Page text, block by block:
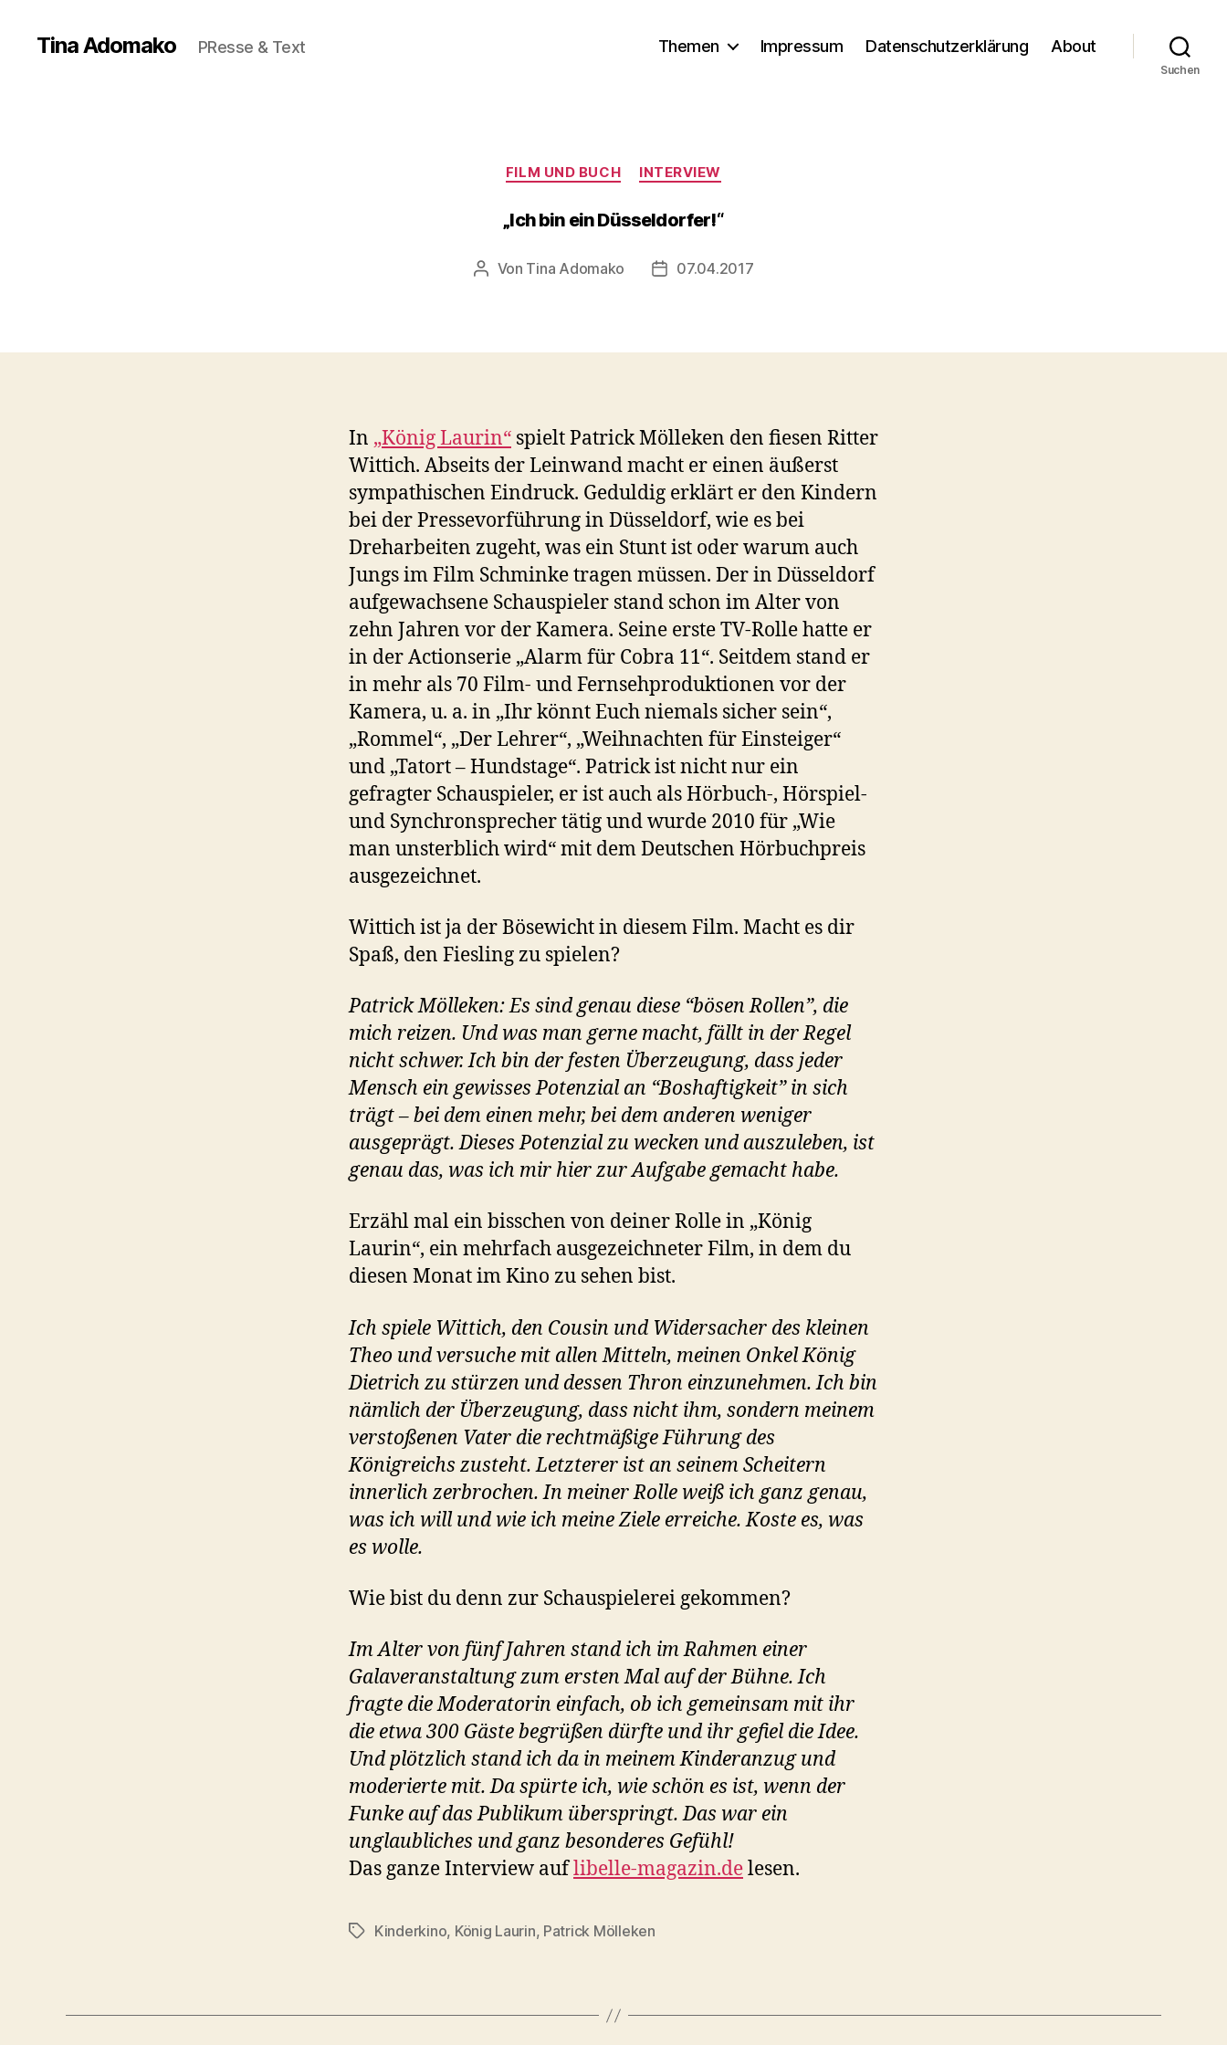
Tina Adomako PResse & Text Themen Impressum Datenschutzerklärung About
Suchen
Kategorien
FILM UND BUCH INTERVIEW
„Ich bin ein Düsseldorfer!“
Beitragsautor
Von Tina Adomako Veröffentlichungsdatum
07.04.2017
In „König Laurin“ spielt Patrick Mölleken den fiesen Ritter
Wittich. Abseits der Leinwand macht er einen äußerst
sympathischen Eindruck. Geduldig erklärt er den Kindern
bei der Pressevorführung in Düsseldorf, wie es bei
Dreharbeiten zugeht, was ein Stunt ist oder warum auch
Jungs im Film Schminke tragen müssen. Der in Düsseldorf
aufgewachsene Schauspieler stand schon im Alter von
zehn Jahren vor der Kamera. Seine erste TV-Rolle hatte er
in der Actionserie „Alarm für Cobra 11“. Seitdem stand er
in mehr als 70 Film- und Fernsehproduktionen vor der
Kamera, u. a. in „Ihr könnt Euch niemals sicher sein“,
„Rommel“, „Der Lehrer“, „Weihnachten für Einsteiger“
und „Tatort – Hundstage“. Patrick ist nicht nur ein
gefragter Schauspieler, er ist auch als Hörbuch-, Hörspiel-
und Synchronsprecher tätig und wurde 2010 für „Wie
man unsterblich wird“ mit dem Deutschen Hörbuchpreis
ausgezeichnet.
Wittich ist ja der Bösewicht in diesem Film. Macht es dir
Spaß, den Fiesling zu spielen?
Patrick Mölleken: Es sind genau diese “bösen Rollen”, die
mich reizen. Und was man gerne macht, fällt in der Regel
nicht schwer. Ich bin der festen Überzeugung, dass jeder
Mensch ein gewisses Potenzial an “Boshaftigkeit” in sich
trägt – bei dem einen mehr, bei dem anderen weniger
ausgeprägt. Dieses Potenzial zu wecken und auszuleben, ist
genau das, was ich mir hier zur Aufgabe gemacht habe.
Erzähl mal ein bisschen von deiner Rolle in „König
Laurin“, ein mehrfach ausgezeichneter Film, in dem du
diesen Monat im Kino zu sehen bist.
Ich spiele Wittich, den Cousin und Widersacher des kleinen
Theo und versuche mit allen Mitteln, meinen Onkel König
Dietrich zu stürzen und dessen Thron einzunehmen. Ich bin
nämlich der Überzeugung, dass nicht ihm, sondern meinem
verstoßenen Vater die rechtmäßige Führung des
Königreichs zusteht. Letzterer ist an seinem Scheitern
innerlich zerbrochen. In meiner Rolle weiß ich ganz genau,
was ich will und wie ich meine Ziele erreiche. Koste es, was
es wolle.
Wie bist du denn zur Schauspielerei gekommen?
Im Alter von fünf Jahren stand ich im Rahmen einer
Galaveranstaltung zum ersten Mal auf der Bühne. Ich
fragte die Moderatorin einfach, ob ich gemeinsam mit ihr
die etwa 300 Gäste begrüßen dürfte und ihr gefiel die Idee.
Und plötzlich stand ich da in meinem Kinderanzug und
moderierte mit. Da spürte ich, wie schön es ist, wenn der
Funke auf das Publikum überspringt. Das war ein
unglaubliches und ganz besonderes Gefühl!
Das ganze Interview auflibelle-magazin.delesen.
Schlagwörter
Kinderkino, König Laurin, Patrick Mölleken